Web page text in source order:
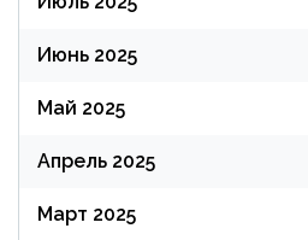
Июнь 2025
Май 2025
Апрель 2025
Март 2025